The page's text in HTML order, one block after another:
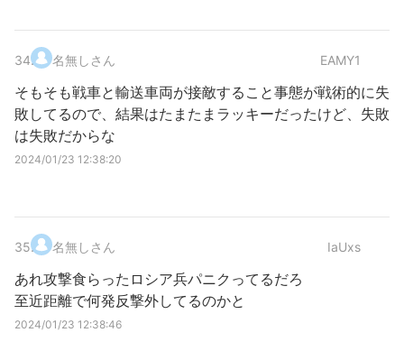
34. 名無しさん EAMY1
そもそも戦車と輸送車両が接敵すること事態が戦術的に失
敗してるので、結果はたまたまラッキーだったけど、失敗
は失敗だからな
2024/01/23 12:38:20
35. 名無しさん IaUxs
あれ攻撃食らったロシア兵パニクってるだろ
至近距離で何発反撃外してるのかと
2024/01/23 12:38:46